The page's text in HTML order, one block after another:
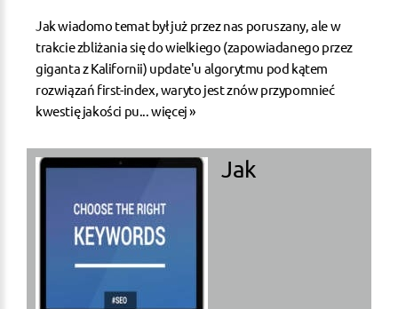
Jak wiadomo temat był już przez nas poruszany, ale w
trakcie zbliżania się do wielkiego (zapowiadanego przez
giganta z Kalifornii) update'u algorytmu pod kątem
rozwiązań first-index, waryto jest znów przypomnieć
kwestię jakości pu...więcej »
Jak